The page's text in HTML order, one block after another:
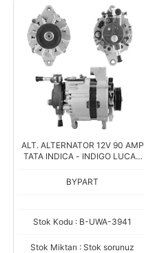
ALT. ALTERNATOR 12V 90 AMP
TATA INDICA - INDIGO LUCAS
BYPART
Stok Kodu : B-UWA-3941
Stok Miktarı : Stok sorunuz